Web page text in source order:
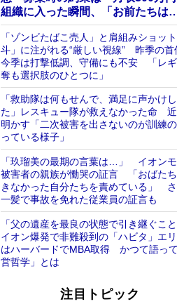
組織に入った瞬間、「お前たちは…
「ゾンビたばこ売人」と肩組みショッ
斗」に注がれる“厳しい視線” 昨季の首
今季は打撃低調、守備にも不安 「レギ
奪も選択肢のひとつに」
「救助隊は何もせんで、満足に声かけ
た」レスキュー隊が救えなかった命
明かす「二次被害を出さないのが訓練
っている様子」
「玖瑠美の最期の言葉は…」 イオン
被害者の親族が慟哭の証言 「おばた
きなかった自分たちを責めている」
一髪で事故を免れた従業員の証言も
「父の遺産を最良の状態で引き継ぐ
イオン爆発で非難殺到の「ハビタ」エ
はハーバードでMBA取得 かつて語っ
営哲学」とは
注目トピック